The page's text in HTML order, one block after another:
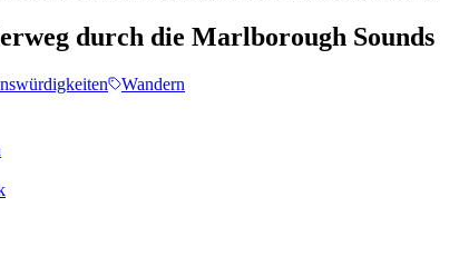
durch die Marlborough Sounds
Wandern